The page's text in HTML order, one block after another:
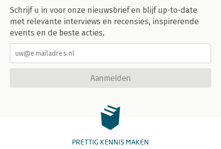
Schrijf u in voor onze nieuwsbrief en blijf up-to-date
met relevante interviews en recensies, inspirerende
events en de beste acties.
Aanmelden
PRETTIG KENNIS MAKEN